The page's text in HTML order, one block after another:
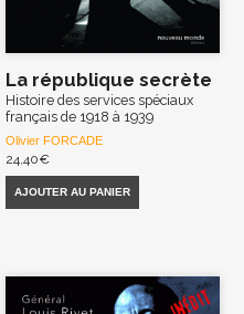
La république secrète
Histoire des services spéciaux
français de 1918 à 1939
Olivier FORCADE
24,40€
AJOUTER AU PANIER